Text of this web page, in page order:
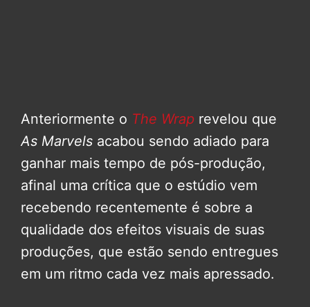
Anteriormente o The Wrap revelou que
As Marvels acabou sendo adiado para
ganhar mais tempo de pós-produção,
afinal uma crítica que o estúdio vem
recebendo recentemente é sobre a
qualidade dos efeitos visuais de suas
produções, que estão sendo entregues
em um ritmo cada vez mais apressado.